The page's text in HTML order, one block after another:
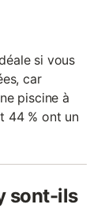
si vous
car
piscine à
44 % ont un
sont-ils